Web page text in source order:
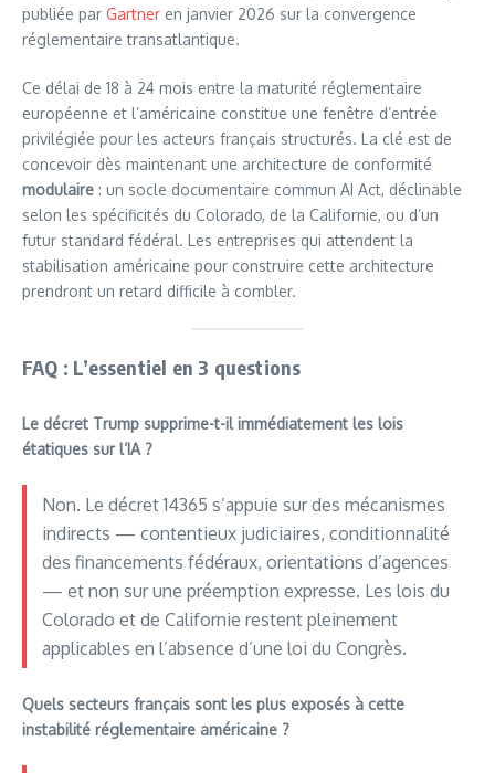
publiée par Gartner en janvier 2026 sur la convergence
réglementaire transatlantique.
Ce délai de 18 à 24 mois entre la maturité réglementaire
européenne et l’américaine constitue une fenêtre d’entrée
privilégiée pour les acteurs français structurés. La clé est de
concevoir dès maintenant une architecture de conformité
modulaire : un socle documentaire commun AI Act, déclinable
selon les spécificités du Colorado, de la Californie, ou d’un
futur standard fédéral. Les entreprises qui attendent la
stabilisation américaine pour construire cette architecture
prendront un retard difficile à combler.
FAQ : L’essentiel en 3 questions
Le décret Trump supprime-t-il immédiatement les lois
étatiques sur l’IA ?
Non. Le décret 14365 s’appuie sur des mécanismes
indirects — contentieux judiciaires, conditionnalité
des financements fédéraux, orientations d’agences
— et non sur une préemption expresse. Les lois du
Colorado et de Californie restent pleinement
applicables en l’absence d’une loi du Congrès.
Quels secteurs français sont les plus exposés à cette
instabilité réglementaire américaine ?